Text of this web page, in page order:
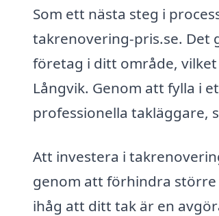
Som ett nästa steg i
takrenovering-pris.se. Det
företag i ditt område,
Långvik. Genom att fylla i
professionella takläggare,
Att investera i
genom att förhindra
ihåg att ditt tak är en